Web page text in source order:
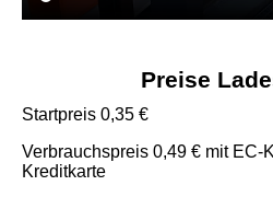
Preise
Startpreis 0,35 €
Verbrauchspreis 0,49 € mit EC-
Kreditkarte